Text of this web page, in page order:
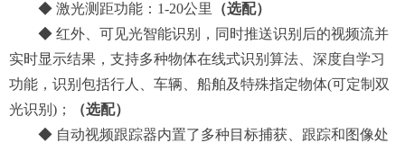
◆ 激光测距功能： 1-20公里
（选配）
◆ 红外 可见光智能识别，同时推送识别后的视频流并
实时显示结果，支持多种物体在线式识别算法 、深度自学习
功能 ， 识别 包括行人、车辆 、船舶及特殊指定物体(可定制双
光识别)；
（选配）
◆ 自动视频跟踪器内置了多种目标捕获、跟踪和图像处